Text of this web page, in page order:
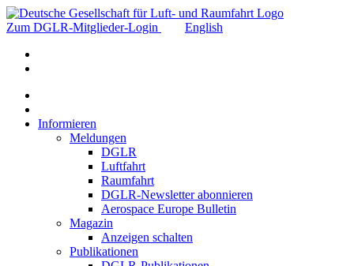
Zum DGLR-Mitglieder-Login English
Informieren
Meldungen
DGLR
Luftfahrt
Raumfahrt
DGLR-Newsletter abonnieren
Aerospace Europe Bulletin
Magazin
Anzeigen schalten
Publikationen